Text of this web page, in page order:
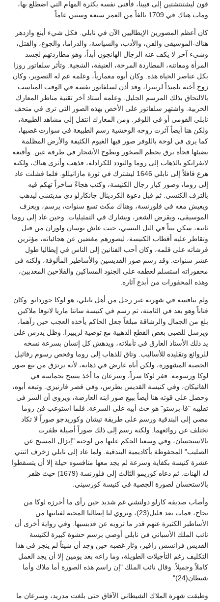
فون ليشتنتشتين إلى فيينا، فأفنى نفسه بكثرة المهام التي اضطلع بها،
ومات هناك في 1709 بالغاً من العمر سبعة وستين عاماً.
كان أعظم المصورين الإيطاليين الآن في نابلي. فكل شيء أينع وازدهر
هناك-الموسيقى والفن، والأدب، والسياسة، والدراما، والجوع، والقتل،
وشيء آخر لا يكف عنه الرجال الهائجون أبداً، وهو مطاردتهم لجسد
المرأة ومفاتنه، المطاردة المرحة، العنيفة، الشجية. وتأثر سلفاتور روزا
بكل عناصر الحياة هذه. وكان أبوه معمارياً، وعلمه عم له التصوير، وكان
زوج أخته تلميذاً لريبيرا، وقد أذن لسلفاتور نفسه في الوقت المناسب
بالالتحاق بذلك المرسم الجليل. وعلمه أستاذ آخر تقنية مناظر المعارك
الحربية. واشتهر سلفاتور على الأخص بهذه الصور التي ترى في متحف
نابلي القومي أو في اللوفر. ومن المعارك انتقل إلى مشاهد الطبيعة،
ولكن هنا أيضاً آثرت روحه الوحشية رسم الطبيعة في سوارت غضبها،
كما يرى في لوحة باللوفر صور فيها الغيوم الكثيفة والأرض المظلمة
يضيئها فجأة برق يحطم الصخور ويطوح الأشجار في طرفة عين. وأقنعه
لانفرانكو بالذهاب إلى روما والتودد للكرادلة، فذهب وأثرى هناك، ولكنه
هرع قافلاً إلى نابلي 1646 ليشترك في ثورة مازانيللو. فلما فشلت عاد
إلى روما، وصور كبار رجال الكنيسة، وكتب هجاءً ساخراً تهكم فيه
بالترف الكنسي. ثم قبل دعوة الكردينال جانكارلو دي مديتشي ليذهب
ويعيش معه في فلورنسة، وهناك مكث تسع سنوات، يرسم، ويعزف
الموسيقى، ويقرض الشعر، ويشارك في التمثيليات. وحين عاد إلى روما
ثانية، سكن بيتاً في التل البنسي، حيث عاش بوسان ولوران من قبل.
وتقاطر عليه أقطاب الكنيسة، ليصورهم مغضين عن هجائياته، مؤثرين
فرشاته على قلمه، وكان أحب الفنانين إلى الناس في إيطاليا طول
عشر سنوات. وقد رسم صور القديسين والأساطير المألوفة، ولكنه في
محفوراته استسلم لعطفه على الجنود المساكين والفلاحين المعذبين،
وهذه المحفورات من أبدع آثاره.
ولم ينافسه في شهرته غير رجل من أهل نابلي، هو لوكا جوردانو. وكان
فناناً وهو بعد في الثامنة، ثم رسم في كنيسة سانتا ماريا لانوفا ملاكين
بلغ من الجمال والرشاقة مبلغاً جعل الحاكم يأخذه العجب حين رآهما،
ويرسل للصبي بعض القطع الذهبية مع توصية لريبيرا. وظل يدرس على
يد ذلك الأستاذ الغارق في تأملاته، ويدهش كل إنسان بسرعة نسخه
للروائع وتقليده للأساليب. وتاق للذهاب إلى روما وفحص رسوم رفائيل
الجصية المشهورة، ولكن أباه عارض في ذهابه، لأنه يرتزق من بيع صور
لوكا ورسومه. ففر لوكا سراً، وسرعان ما أخذ ينسخ بحماسة في
الفاتيكان، وفي كنيسة القديس بطرس، وفي قصر فارنيزي. وتبعه أبوه،
وحصل على قوته هنا أيضاً ببيع صور ابنه العارضة، ويروي أن السر في
تقليبه "فا-برستو" هو حث أبيه على السرعة. فلما استوعب فن روما
مضي إلى البندقية ورسم على طريقة تيشان وكوريدجو صوراً لا تكاد
تختلف عن روائعهما. ولكنه رسم إلى ذلك صوراً أصيلة ظفرت
بالاستحسان، وفي وسعنا الحكم عليها من لوحته "إنزال المسيح عن
الصليب" المحفوظة بأكاديمية البندقية. ولما عاد إلى نابلي زخرف اثنتي
عشرة كنيسة بكفاية وسرعة لم يجد معها منافسوه حيلة إلا أن يتسقطوا
له الهنات. ثم دعاه كوزيمو الثالث إلى فلورنسة (1679) حيث ظفر
بالاستحسان لصورة الجصية في كنيسة كورسيني.
وأصاب صديقه كارلو دولتشي غم شديد حين رأى ما أحرزه لوكا من
نجاح، فمات بعد قليل(23)، وتروي لنا إيطاليا المحبة لفنانيها من
الأساطير الكثيرة عنهم قدر ما ترويه عن قديسيها. وفي رواية أخرى أن
نائب الملك الأسباني في نابلي أوصي برسم حشوة كبيرة لكنيسة
القديس فرانسس زافير، وثار غضبه حين وجد أن شيئاً لم ينجز في هذا
التكليف رغم التأجيلات الطويلة، وما راعه بعد يومين إلا أن يجد العمل
كاملاً وجميلاً. وقال نائب الملك "إن راسم هذه الصورة أما ملاك وأما
شيطان(24)".
وطبقت شهرة الملاك الشيطاني الآفاق حتى بلغت مدريد، وسرعان ما